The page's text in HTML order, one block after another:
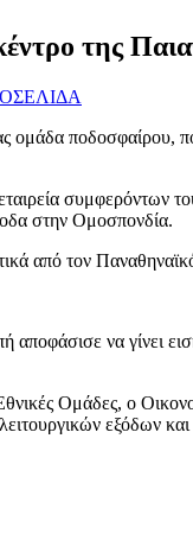
της
ομάδα
στην Ομοσπονδία.
από τον
αποφάσισε να
Ομάδες, ο
εξόδων